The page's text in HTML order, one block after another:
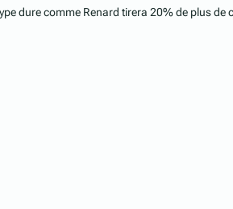
dure comme Renard tirera 20% de plus de